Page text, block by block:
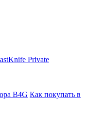
Private
B4G Как покупать в